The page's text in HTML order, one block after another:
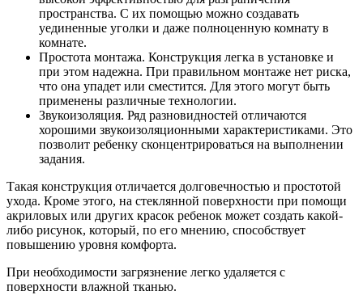
пространства. С их помощью можно создавать
уединенные уголки и даже полноценную комнату в
комнате.
Простота монтажа. Конструкция легка в установке и
при этом надежна. При правильном монтаже нет риска,
что она упадет или сместится. Для этого могут быть
применены различные технологии.
Звукоизоляция. Ряд разновидностей отличаются
хорошими звукоизоляционными характеристиками. Это
позволит ребенку сконцентрироваться на выполнении
задания.
Такая конструкция отличается долговечностью и простотой
ухода. Кроме этого, на стеклянной поверхности при помощи
акриловых или других красок ребенок может создать какой-
либо рисунок, который, по его мнению, способствует
повышению уровня комфорта.
При необходимости загрязнение легко удаляется с
поверхности влажной тканью.